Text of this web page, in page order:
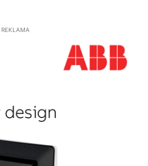
REKLAMA